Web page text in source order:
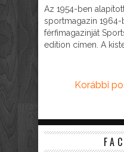
Az 1954-ben
sportmagazin
férfimagazinját
edition címen. A
Korábbi